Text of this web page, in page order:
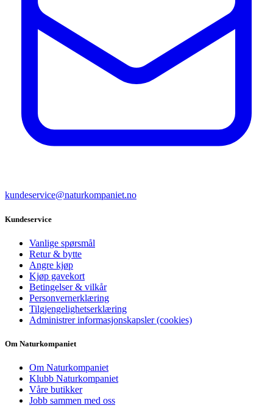
kundeservice@naturkompaniet.no
Kundeservice
Vanlige spørsmål
Retur & bytte
Angre kjøp
Kjøp gavekort
Betingelser & vilkår
Personvernerklæring
Tilgjengelighetserklæring
Administrer informasjonskapsler (cookies)
Om Naturkompaniet
Om Naturkompaniet
Klubb Naturkompaniet
Våre butikker
Jobb sammen med oss